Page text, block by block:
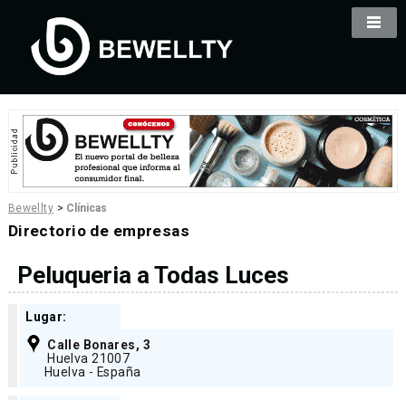
Bewellty > Clínicas
Directorio de empresas
Peluqueria a Todas Luces
Lugar:
Calle Bonares, 3
Huelva 21007
Huelva - España